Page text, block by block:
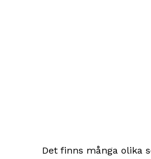
Det finns många olika